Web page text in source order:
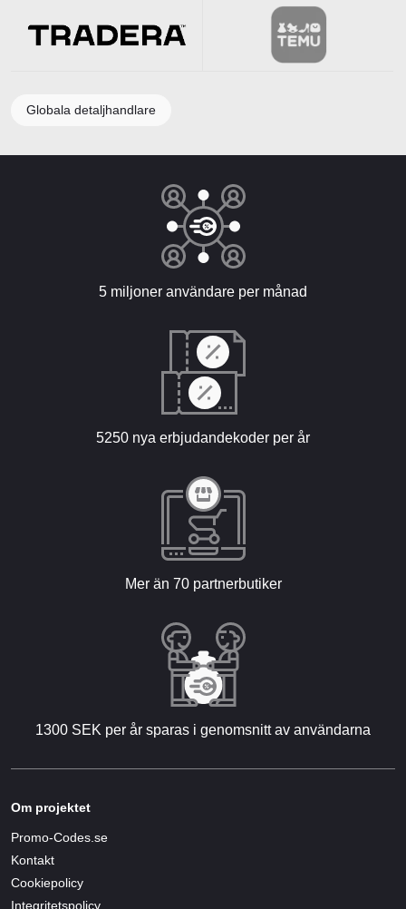
Globala detaljhandlare
5 miljoner användare per månad
5250 nya erbjudandekoder per år
Mer än 70 partnerbutiker
1300 SEK per år sparas i genomsnitt av användarna
Om projektet
Promo-Codes.se
Kontakt
Cookiepolicy
Integritetspolicy